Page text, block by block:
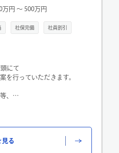
万円 〜 500万円
社保完備 社員割引
にて
を行っていただきます。
、
ることもあります。
見る